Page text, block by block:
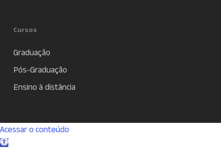
Cursos
Graduação
Pós-Graduação
Ensino à distância
Acessar o conteúdo
Abrir